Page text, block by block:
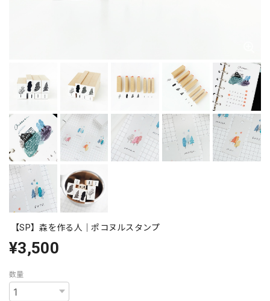
【SP】森を作る人｜ポコヌルスタンプ
¥3,500
数量